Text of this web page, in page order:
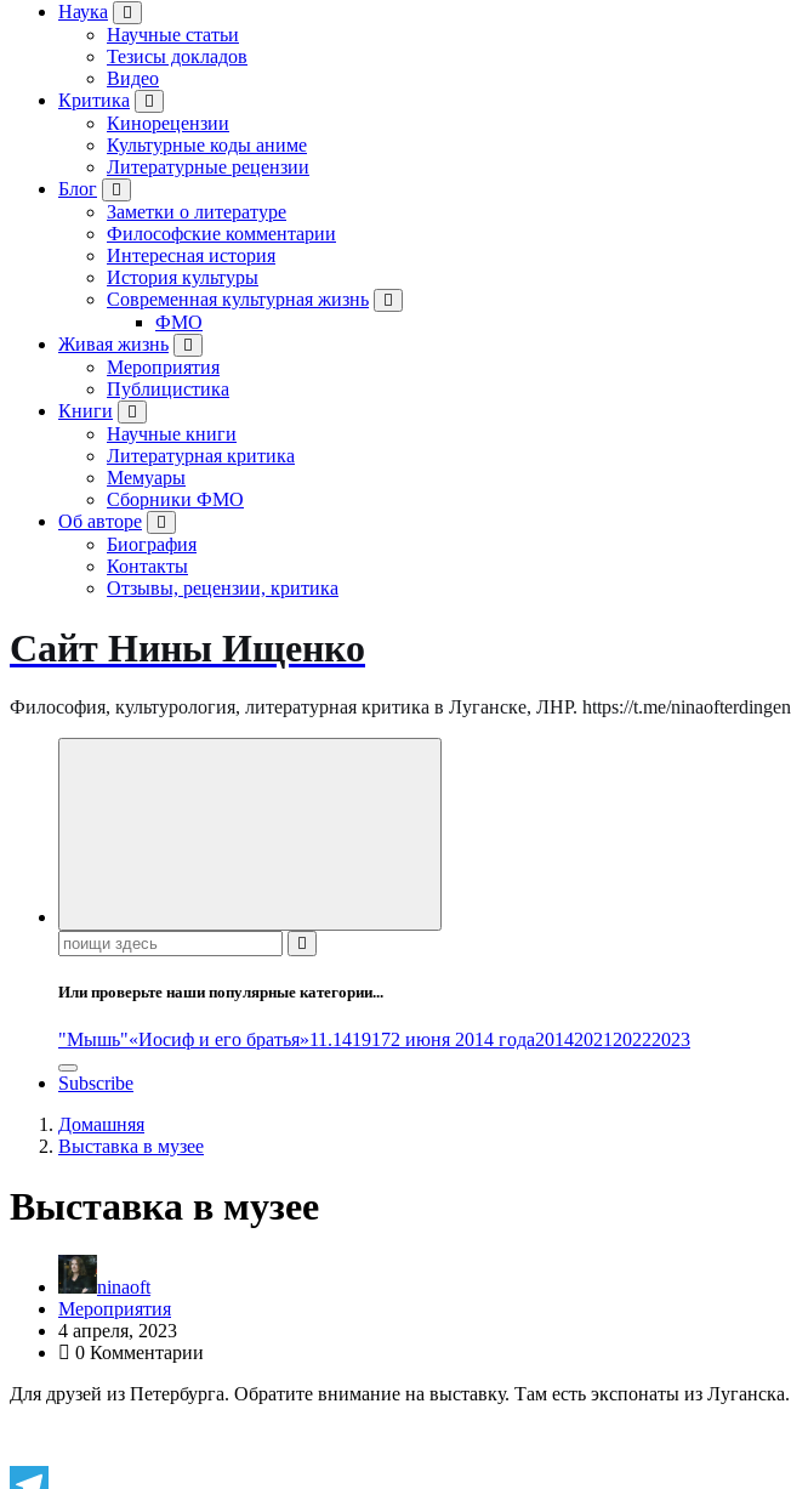
Наука
Научные статьи
Тезисы докладов
Видео
Критика
Кинорецензии
Культурные коды аниме
Литературные рецензии
Блог
Заметки о литературе
Философские комментарии
Интересная история
История культуры
Современная культурная жизнь
ФМО
Живая жизнь
Мероприятия
Публицистика
Книги
Научные книги
Литературная критика
Мемуары
Сборники ФМО
Об авторе
Биография
Контакты
Отзывы, рецензии, критика
Сайт Нины Ищенко
Философия, культурология, литературная критика в Луганске, ЛНР. https://t.me/ninaofterdingen
Поиск:
Или проверьте наши популярные категории...
"Мышь"«Иосиф и его братья»11.1419172 июня 2014 года2014202120222023
Subscribe
Домашняя
Выставка в музее
Выставка в музее
ninaoft
Мероприятия
4 апреля, 2023
0 Комментарии
Для друзей из Петербурга. Обратите внимание на выставку. Там есть экспонаты из Луганска.